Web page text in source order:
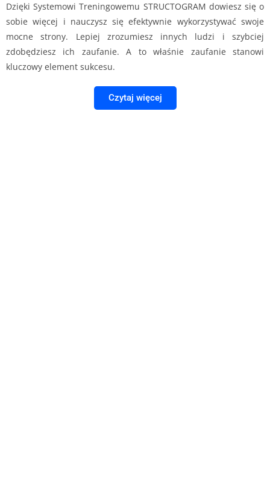
Dzięki Systemowi Treningowemu STRUCTOGRAM dowiesz się o
sobie więcej i nauczysz się efektywnie wykorzystywać swoje
mocne strony. Lepiej zrozumiesz innych ludzi i szybciej
zdobędziesz ich zaufanie. A to właśnie zaufanie stanowi
kluczowy element sukcesu.
Czytaj więcej